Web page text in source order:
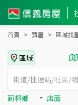
雲林
首頁 買屋 區域找
區域
莿桐鄉 店面